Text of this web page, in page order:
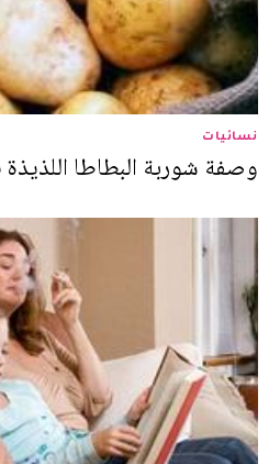
نسائيات
وصفة شوربة البطاطا